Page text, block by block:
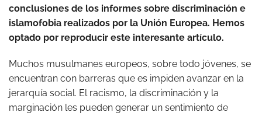
conclusiones de los informes sobre discriminación e
islamofobia realizados por la Unión Europea. Hemos
optado por reproducir este interesante artículo.
Muchos musulmanes europeos, sobre todo jóvenes, se
encuentran con barreras que es impiden avanzar en la
jerarquía social. El racismo, la discriminación y la
marginación les pueden generar un sentimiento de